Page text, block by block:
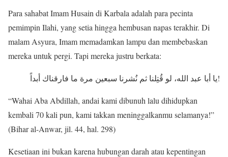
Para sahabat Imam Husain di Karbala adalah para pecinta
pemimpin Ilahi, yang setia hingga hembusan napas terakhir. Di
malam Asyura, Imam memadamkan lampu dan membebaskan
mereka untuk pergi. Tapi mereka justru berkata:
يا أبا عبد الله، لو قُتِلنا ثم نُشرنا سبعين مرة ما فارقناك أبداً!
“Wahai Aba Abdillah, andai kami dibunuh lalu dihidupkan
kembali 70 kali pun, kami takkan meninggalkanmu selamanya!”
(Bihar al-Anwar, jil. 44, hal. 298)
Kesetiaan ini bukan karena hubungan darah atau kepentingan